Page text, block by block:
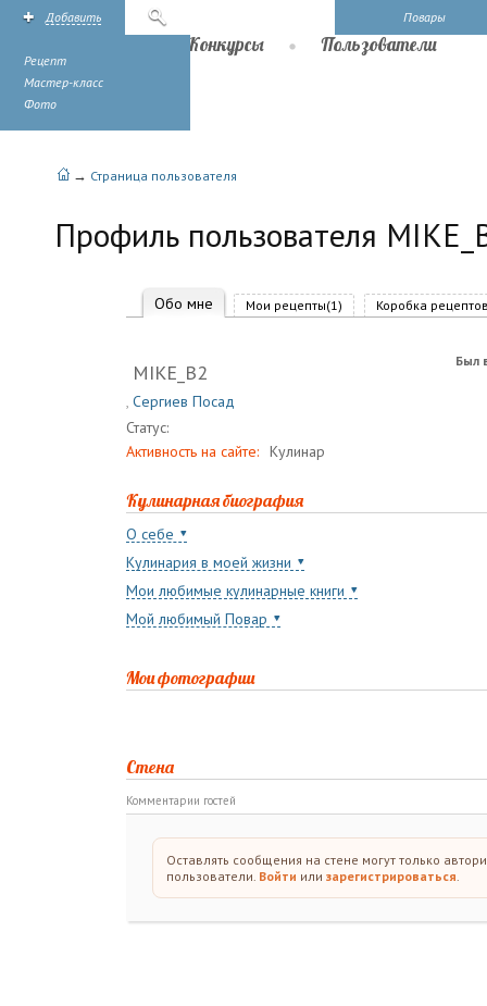
Повары
Добавить
Рецепт
Мастер-класс
Фото
Конкурсы Пользователи
→ Страница пользователя
Профиль пользователя
Обо мне Мои рецепты(1) Коробка
MIKE_B2 Был
, Сергиев Посад
Статус:
Активность на сайте: Кулинар
Кулинарная биография
О себе
Кулинария в моей жизни
Мои любимые кулинарные книги
Мой любимый Повар
Мои фотографии
Стена
Комментарии гостей
Оставлять сообщения на стене могут только
пользователи. Войти или зарегистрироваться.